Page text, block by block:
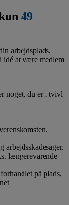
49
arbejdsplads,
idé at være medlem
noget, du er i tvivl
arbejdsskadesager.
længerevarende
på plads,